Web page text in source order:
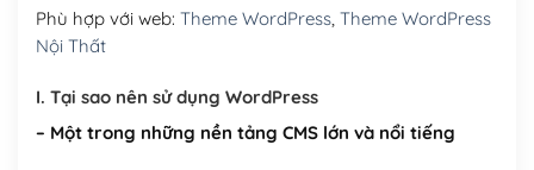
Hosting 3GB SSD (1 năm)(+550,000₫)
Hosting 5GB SSD (1 năm)
Hosting 8GB SSD (1 năm) (+950,000₫)
Phù hợp với web: Theme WordPress, Theme WordPress
Nội Thất
I. Tại sao nên sử dụng WordPress
– Một trong những nền tảng CMS lớn và nổi tiếng